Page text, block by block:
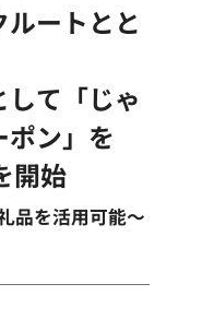
テートメン
ートとと
て「じゃ
ポン」を
開始
品を活用可能～